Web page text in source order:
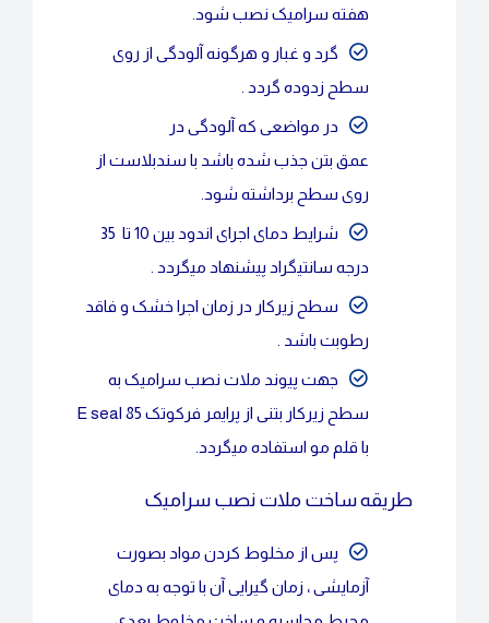
هفته سرامیک نصب شود.
گرد و غبار و هرگونه آلودگی از روی
سطح زدوده گردد .
در مواضعی که آلودگی در
عمق بتن جذب شده باشد با سندبلاست از
روی سطح برداشته شود.
درجه سانتیگراد پیشنهاد میگردد .
سطح زیرکار در زمان اجرا خشک و فاقد
رطوبت باشد .
جهت پیوند ملات نصب سرامیک به
سطح زیرکار بتنی از پرایمر فرکوتک E seal 85
با قلم مو استفاده میگردد.
طریقه ساخت ملات نصب سرامیک
پس از مخلوط کردن مواد بصورت
آزمایشی ، زمان گیرایی آن با توجه به دمای